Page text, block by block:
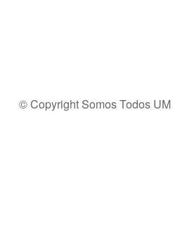
© Copyright Somos Todos UM